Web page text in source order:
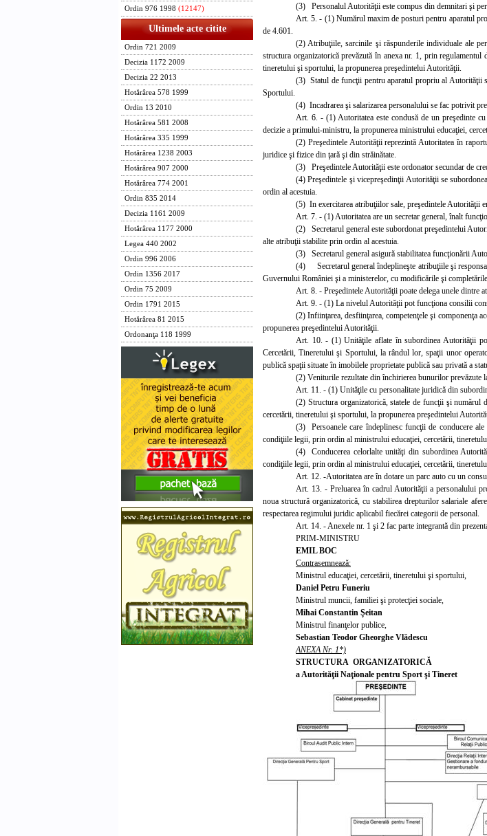
Ordin 976 1998 (12147)
Ultimele acte citite
Ordin 721 2009
Decizia 1172 2009
Decizia 22 2013
Hotărârea 578 1999
Ordin 13 2010
Hotărârea 581 2008
Hotărârea 335 1999
Hotărârea 1238 2003
Hotărârea 907 2000
Hotărârea 774 2001
Ordin 835 2014
Decizia 1161 2009
Hotărârea 1177 2000
Legea 440 2002
Ordin 996 2006
Ordin 1356 2017
Ordin 75 2009
Ordin 1791 2015
Hotărârea 81 2015
Ordonanţa 118 1999
(3) Personalul Autorităţii este compus din demnitari şi
Art. 5. - (1) Numărul maxim de posturi pentru aparatul
de 4.601.
(2) Atribuţiile, sarcinile şi răspunderile individuale ale
structura organizatorică prevăzută în anexa nr. 1, prin
tineretului şi sportului, la propunerea preşedintelui Autorităţii.
(3) Statul de funcţii pentru aparatul propriu al Autorităţii
Sportului.
(4) Incadrarea şi salarizarea personalului se fac potrivit
Art. 6. - (1) Autoritatea este condusă de un preşedinte
decizie a primului-ministru, la propunerea ministrului educaţiei,
(2) Preşedintele Autorităţii reprezintă Autoritatea în
juridice şi fizice din ţară şi din străinătate.
(3) Preşedintele Autorităţii este ordonator secundar de
(4) Preşedintele şi vicepreşedinţii Autorităţii se
ordin al acestuia.
(5) In exercitarea atribuţiilor sale, preşedintele Autorităţii
Art. 7. - (1) Autoritatea are un secretar general, înalt
(2) Secretarul general este subordonat preşedintelui
alte atribuţii stabilite prin ordin al acestuia.
(3) Secretarul general asigură stabilitatea funcţionării
(4) Secretarul general îndeplineşte atribuţiile şi
Guvernului României şi a ministerelor, cu modificările şi
Art. 8. - Preşedintele Autorităţii poate delega unele dintre
Art. 9. - (1) La nivelul Autorităţii pot funcţiona consilii
(2) Infiinţarea, desfiinţarea, competenţele şi componenţa
propunerea preşedintelui Autorităţii.
Art. 10. - (1) Unităţile aflate în subordinea Autorităţii
Cercetării, Tineretului şi Sportului, la rândul lor, spaţii unor
publică spaţii situate în imobilele proprietate publică sau privată a
(2) Veniturile rezultate din închirierea bunurilor prevăzute
Art. 11. - (1) Unităţile cu personalitate juridică din
(2) Structura organizatorică, statele de funcţii şi
cercetării, tineretului şi sportului, la propunerea preşedintelui
(3) Persoanele care îndeplinesc funcţii de conducere
condiţiile legii, prin ordin al ministrului educaţiei, cercetării,
(4) Conducerea celorlalte unităţi din subordinea
condiţiile legii, prin ordin al ministrului educaţiei, cercetării,
Art. 12. -Autoritatea are în dotare un parc auto cu un
Art. 13. - Preluarea în cadrul Autorităţii a personalului
noua structură organizatorică, cu stabilirea drepturilor salariale
respectarea regimului juridic aplicabil fiecărei categorii de personal.
Art. 14. - Anexele nr. 1 şi 2 fac parte integrantă din
PRIM-MINISTRU
EMIL BOC
Contrasemnează:
Ministrul educaţiei, cercetării, tineretului şi sportului,
Daniel Petru Funeriu
Ministrul muncii, familiei şi protecţiei sociale,
Mihai Constantin Şeitan
Ministrul finanţelor publice,
Sebastian Teodor Gheorghe Vlădescu
ANEXA Nr. 1*)
STRUCTURA ORGANIZATORICĂ
a Autorităţii Naţionale pentru Sport şi Tineret